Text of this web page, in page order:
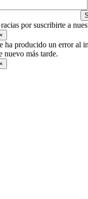
por suscribirte a
ha producido un error al
nuevo más tarde.